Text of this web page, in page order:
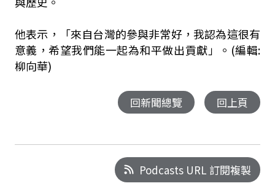
他表示，「來自台灣的參與非常好，我認為這很有
意義，希望我們能一起為和平做出貢獻」。(編輯:
柳向華)
回新聞總覽 回上頁
Podcasts URL 訂閱複製